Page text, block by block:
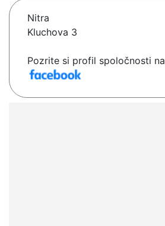
Nitra
Kluchova 3
Pozrite si profil spoločnosti na